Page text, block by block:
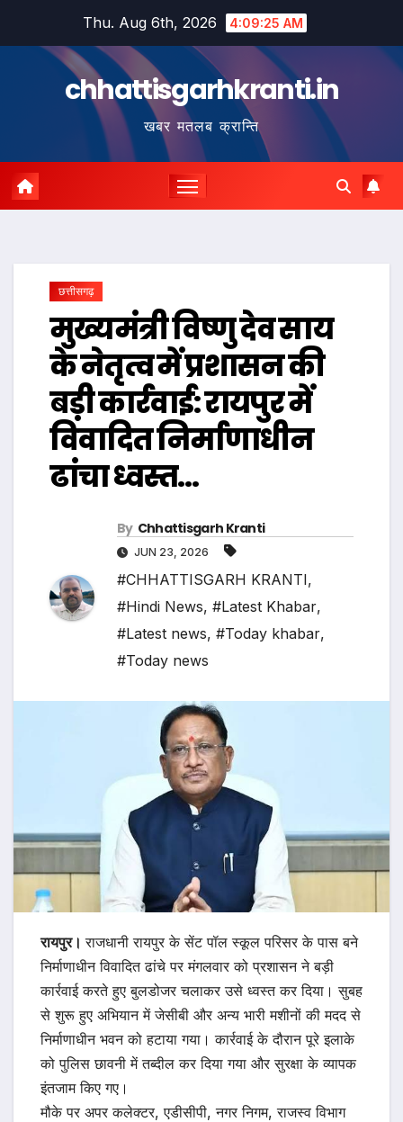
Thu. Aug 6th, 2026 4:09:25 AM
chhattisgarhkranti.in
खबर मतलब क्रान्ति
छत्तीसगढ़
मुख्यमंत्री विष्णु देव साय
के नेतृत्व में प्रशासन की
बड़ी कार्रवाई: रायपुर में
विवादित निर्माणाधीन
ढांचा ध्वस्त…
By Chhattisgarh Kranti
JUN 23, 2026
#CHHATTISGARH KRANTI,
#Hindi News, #Latest Khabar,
#Latest news, #Today khabar,
#Today news
रायपुर।राजधानी रायपुर के सेंट पॉल स्कूल परिसर के पास बने
निर्माणाधीन विवादित ढांचे पर मंगलवार को प्रशासन ने बड़ी
कार्रवाई करते हुए बुलडोजर चलाकर उसे ध्वस्त कर दिया। सुबह
से शुरू हुए अभियान में जेसीबी और अन्य भारी मशीनों की मदद से
निर्माणाधीन भवन को हटाया गया। कार्रवाई के दौरान पूरे इलाके
को पुलिस छावनी में तब्दील कर दिया गया और सुरक्षा के व्यापक
इंतजाम किए गए।
मौके पर अपर कलेक्टर, एडीसीपी, नगर निगम, राजस्व विभाग